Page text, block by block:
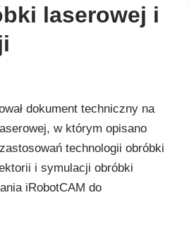
laserowej i
dokument techniczny na
w którym opisano
technologii obróbki
i symulacji obróbki
iRobotCAM do